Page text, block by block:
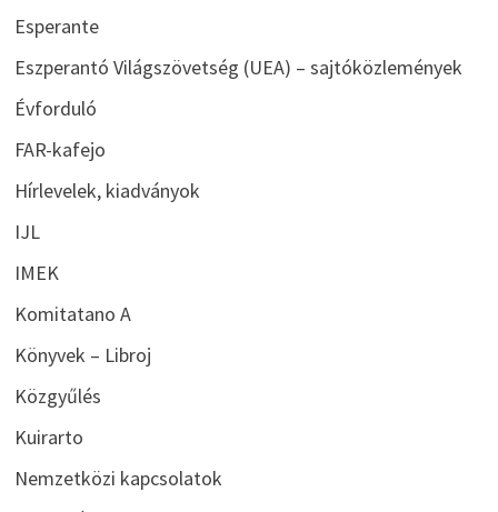
Esperante
Eszperantó Világszövetség (UEA) – sajtóközlemények
Évforduló
FAR-kafejo
Hírlevelek, kiadványok
IJL
IMEK
Komitatano A
Könyvek – Libroj
Közgyűlés
Kuirarto
Nemzetközi kapcsolatok